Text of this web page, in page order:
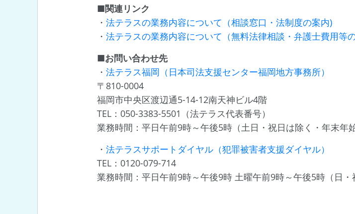
■関連リンク
・ 法テラスの業務内容について（相談窓口・法制度の案内)
・ 法テラスの業務内容について（無料法律相談・弁護士費用等
■お問い合わせ先
・ 法テラス福岡（日本司法支援センター福岡地方事務所）
〒810-0004
福岡市中央区渡辺通5-14-12南天神ビル4階
TEL：050-3383-5501（法テラス代表番号）
業務時間：平日午前9時～午後5時（土日・祝日は除く・年末年
・ 法テラスサポートダイヤル（犯罪被害者支援ダイヤル）
TEL：0120-079-714
業務時間：平日午前9時～午後9時 土曜午前9時～午後5時（日・